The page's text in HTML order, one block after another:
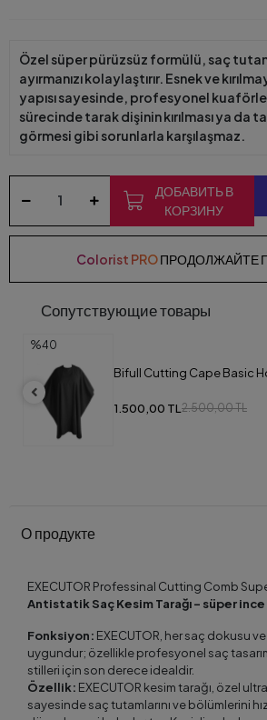
Özel süper pürüzsüz formülü, saç
ayırmanızı kolaylaştırır. Esnek ve
yapısı sayesinde, profesyonel
sürecinde tarak dişinin kırılması ya da
görmesi gibi sorunlarla karşılaşmaz.
ДОБАВИТЬ В
КОРЗИНУ
Colorist PROПРОДОЛЖАЙТЕ
Сопутствующие товары
%40
Bifull Cutting Cape Basic
1.500,00 TL 2.500,00 TL
%26
Framar Зажимы с прорезиненным покрытием ( 4
577,00 TL785,00 TL
О продукте
EXECUTOR Professinal Cutting Comb
Antistatik Saç Kesim Tarağı - süper ince
Fonksiyon: EXECUTOR, her saç dokusu
uygundur; özellikle profesyonel saç
stilleri için son derece idealdir.
Özellik: EXECUTOR kesim tarağı, özel
sayesinde saç tutamlarını ve bölümlerini